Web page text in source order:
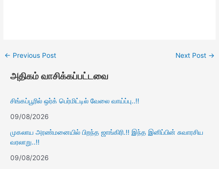
← Previous Post Next Post →
அதிகம் வாசிக்கப்பட்டவை
சிங்கப்பூரில் ஒர்க் பெர்மிட்டில் வேலை வாய்ப்பு..!!
09/08/2026
முகலாய அரண்மனையில் பிறந்த ஜாங்கிரி.!! இந்த இனிப்பின் சுவாரசிய
வரலாறு..!!
09/08/2026